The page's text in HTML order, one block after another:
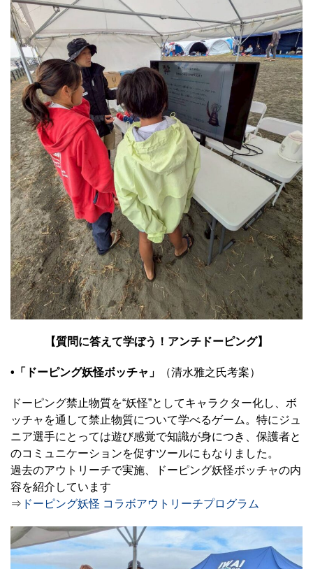
【質問に答えて学ぼう！アンチドーピング】
•「ドーピング妖怪ボッチャ」 （清水雅之氏考案）
ドーピング禁止物質を“妖怪”としてキャラクター化し、ボ
ッチャを通して禁止物質について学べるゲーム。特にジュ
ニア選手にとっては遊び感覚で知識が身につき、保護者と
のコミュニケーションを促すツールにもなりました。
過去のアウトリーチで実施、ドーピング妖怪ボッチャの内
容を紹介しています
⇒ ドーピング妖怪 コラボアウトリーチプログラム